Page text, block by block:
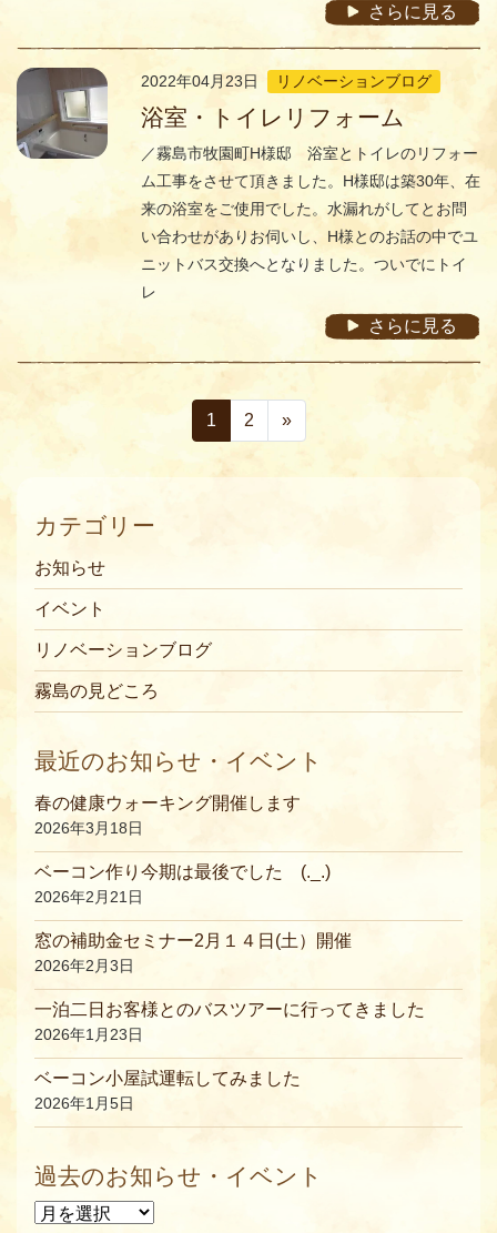
さらに見る
2022年04月23日 リノベーションブログ
浴室・トイレリフォーム
／霧島市牧園町H様邸 浴室とトイレのリフォー
ム工事をさせて頂きました。H様邸は築30年、在
来の浴室をご使用でした。水漏れがしてとお問
い合わせがありお伺いし、H様とのお話の中でユ
ニットバス交換へとなりました。ついでにトイ
レ
さらに見る
1 2 »
カテゴリー
お知らせ
イベント
リノベーションブログ
霧島の見どころ
最近のお知らせ・イベント
春の健康ウォーキング開催します
2026年3月18日
ベーコン作り今期は最後でした (._.)
2026年2月21日
窓の補助金セミナー2月１４日(土）開催
2026年2月3日
一泊二日お客様とのバスツアーに行ってきました
2026年1月23日
ベーコン小屋試運転してみました
2026年1月5日
過去のお知らせ・イベント
過去のお知らせ・イベント